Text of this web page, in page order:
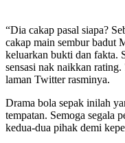
“Dia cakap pasal siapa?
cakap main sembur badut
keluarkan bukti dan fakta.
sensasi nak naikkan rating.
laman Twitter rasminya.
Drama bola sepak inilah
tempatan. Semoga segala
kedua-dua pihak demi